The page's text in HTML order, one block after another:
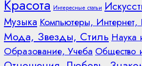
Красота Интересные статьи
Музыка Компьютеры,
Мода, Звезды, Стиль Наука
Образование, Учеба Общество